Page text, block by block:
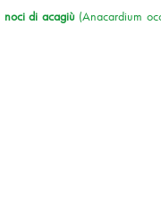
noci di acagiù (Anacardium